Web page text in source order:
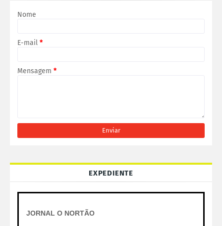
Nome
E-mail *
Mensagem *
EXPEDIENTE
JORNAL O NORTÃO